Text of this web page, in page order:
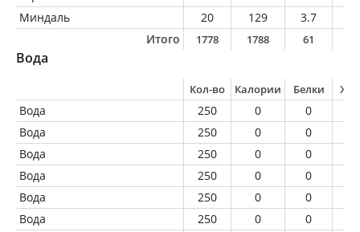
Миндаль
20 129 3.7
Итого
1778 1788 61
Вода
Кол-во Калории Белки
Вода 250 0 0
Вода
250 0 0
Вода
250 0 0
Вода
250 0 0
Вода
250 0 0
Вода
250 0 0